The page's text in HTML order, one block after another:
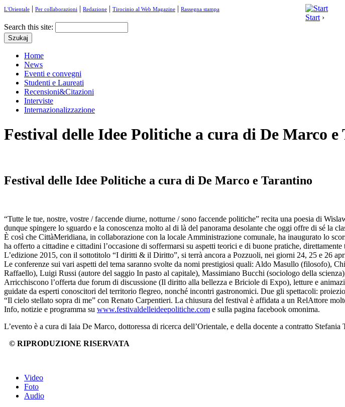
L'Orientale | Per collaborazioni | Redazione | Tirocinio al Web Magazine | Rassegna stampa
Start ›
Search this site:
Home
News
Eventi e convegni
Studenti e Laureati
Recensioni&Citazioni
Interviste
Internazionalizzazione
Festival delle Idee Politiche a cura di De Marco e
Festival delle Idee Politiche a cura di De Marco e Tarantino
“Tutte le tue, nostre, vostre / faccende diurne, notturne / sono faccende politiche” recita una poesia di
dunque spingere lo sguardo e la conoscenza molto al di là del panorama desolante che oggi offre di sé la
È così che CittàMeridiana, in collaborazione con la locale Amministrazione comunale, ha inaugurato lo
ha offerto a cittadine e cittadini l’occasione di soffermarsi su aspetti teorici e di buone pratiche,
L’edizione 2015, con il sottotitolo “I diritti & il Diritto”, si terrà ancora a Pozzuoli, nei giorni 24, 25 e 26
Le conferenze sui vari aspetti del tema saranno svolte da nomi prestigiosi quali: Aldo Masullo (filosofo),
Raffaello), Luigi Russi (autore del saggio In pasto al capitale), Massimiano Bucchi (sociologo della
Arricchiscono l’offerta due forum di discussione (Il diritto alla bellezza e Briciole di Expo), letture e
guidate da esperti conoscitori del territorio flegreo, nonché incontri gastronomici. Due gli spettacoli:
“Il cielo stellato sopra di me” con Renato Carpentieri. La chiusura del festival è affidata a un RelAttore
Info, notizie e programma su www.festivaldelleideepolitiche.com e sulla pagina facebook omonima.
L’evento è a cura di Iaia De Marco, dottoressa di ricerca dell’Orientale, e della docente a contratto Stefania
© RIPRODUZIONE RISERVATA
Video
Foto
Audio